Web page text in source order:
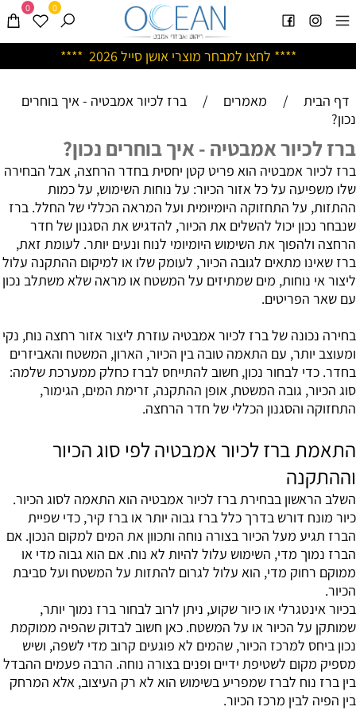
**** לחצו למבחר מוצרי אושן סייל 2026 ****
0 0
דף הבית / מאמרים /
ברז לכיור אמבטיה - איך בוחרים
נכון?
ברז לכיור אמבטיה - איך בוחרים נכון?
ברז לכיור אמבטיה הוא פריט קטן יחסית בחדר הרחצה, אבל הבחירה
שלו משפיעה על כל אזור הכיור: על נוחות השימוש, על כמות
ההתזות, על התחזוקה היומיומית ועל המראה הכללי של החלל. ברז
שנבחר נכון יכול להשלים את הכיור, להדגיש את הסגנון של חדר
הרחצה ולהפוך את השימוש היומיומי לנוח ונעים יותר. לעומת זאת,
ברז שאינו מתאים לגובה הכיור, לעומק שלו או למיקום ההתקנה עלול
ליצור אי נוחות, מים שמתיזים על המשטח או מראה שלא משתלב נכון
עם שאר הפריטים.
בחירה נכונה של ברז לכיור אמבטיה עוזרת ליצור אזור רחצה נוח, נקי
ומעוצב יותר, עם התאמה טובה בין הכיור, הארון, המשטח והאביזרים
בחדר. כדי לבחור נכון, חשוב להתייחס לברז כחלק ממערכת שלמה:
סוג הכיור, גובה המשטח, אופן ההתקנה, זרימת המים, הגימור,
התחזוקה והסגנון הכללי של חדר הרחצה.
התאמת ברז לכיור אמבטיה לפי סוג הכיור
וההתקנה
השלב הראשון בבחירת ברז לכיור אמבטיה הוא התאמה לסוג הכיור.
כיור מונח דורש בדרך כלל ברז גבוה יותר או ברז קיר, כדי שפיית
הברז תגיע מעל הכיור בצורה נוחה ותכוון את המים למקום הנכון. אם
הברז נמוך מדי, השימוש עלול להיות לא נוח. אם הוא גבוה מדי או
ממוקם רחוק מדי, הוא עלול לגרום להתזות על המשטח ועל סביבת
הכיור.
בכיור אינטגרלי או כיור שקוע, ניתן לרוב לבחור ברז נמוך יותר,
שמותקן על הכיור או על המשטח. כאן חשוב לבדוק שהפיה ממוקמת
נכון ביחס למרכז הכיור, שהמים לא פוגעים קרוב מדי לשפה, ושיש
מספיק מקום לשטיפת ידיים ופנים בצורה נוחה. הרבה פעמים ההבדל
בין ברז נוח לברז שמפריע בשימוש הוא לא רק העיצוב, אלא המרחק
בין הפיה לבין מרכז הכיור.